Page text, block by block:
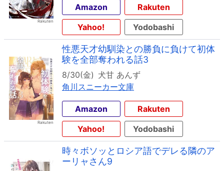
Amazon
Rakuten
Yahoo!
Yodobashi
性悪天才幼馴染との勝負に負けて初体
験を全部奪われる話3
8/30(金) 犬甘 あんず
角川スニーカー文庫
Amazon
Rakuten
Yahoo!
Yodobashi
時々ボソッとロシア語でデレる隣のア
ーリャさん9